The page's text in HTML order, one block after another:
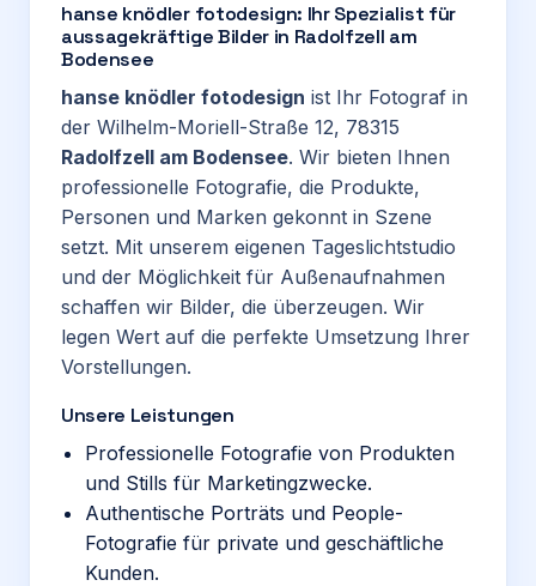
hanse knödler fotodesign: Ihr Spezialist für
aussagekräftige Bilder in Radolfzell am
Bodensee
hanse knödler fotodesign ist Ihr Fotograf in
der Wilhelm-Moriell-Straße 12, 78315
Radolfzell am Bodensee. Wir bieten Ihnen
professionelle Fotografie, die Produkte,
Personen und Marken gekonnt in Szene
setzt. Mit unserem eigenen Tageslichtstudio
und der Möglichkeit für Außenaufnahmen
schaffen wir Bilder, die überzeugen. Wir
legen Wert auf die perfekte Umsetzung Ihrer
Vorstellungen.
Unsere Leistungen
Professionelle Fotografie von Produkten
und Stills für Marketingzwecke.
Authentische Porträts und People-
Fotografie für private und geschäftliche
Kunden.